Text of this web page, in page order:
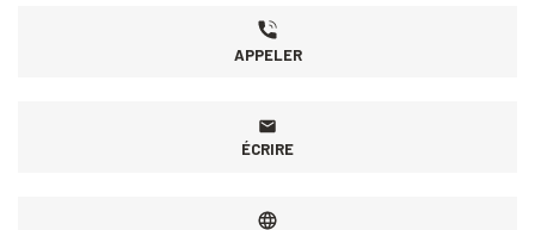
APPELER
ÉCRIRE